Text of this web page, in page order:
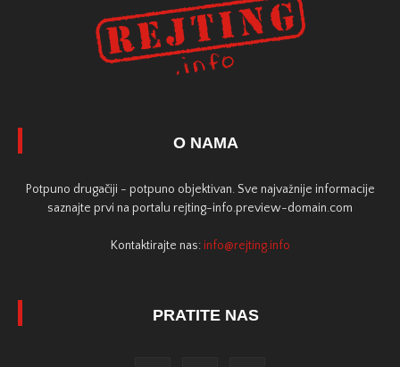
O NAMA
Potpuno drugačiji - potpuno objektivan. Sve najvažnije informacije
saznajte prvi na portalu rejting-info.preview-domain.com
Kontaktirajte nas: info@rejting.info
PRATITE NAS